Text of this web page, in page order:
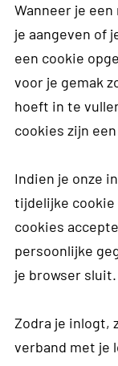
Wanneer je
je aangeven of
een cookie
voor je gemak
hoeft in te
cookies zijn
Indien je onze
tijdelijke cookie
cookies
persoonlijke
je browser sluit.
Zodra je inlogt,
verband met je